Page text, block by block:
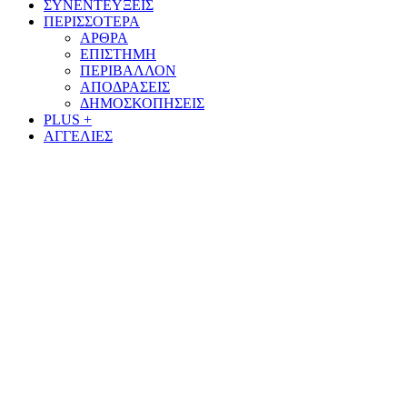
ΣΥΝΕΝΤΕΥΞΕΙΣ
ΠΕΡΙΣΣΟΤΕΡΑ
ΑΡΘΡΑ
ΕΠΙΣΤΗΜΗ
ΠΕΡΙΒΑΛΛΟΝ
ΑΠΟΔΡΑΣΕΙΣ
ΔΗΜΟΣΚΟΠΗΣΕΙΣ
PLUS +
ΑΓΓΕΛΙΕΣ